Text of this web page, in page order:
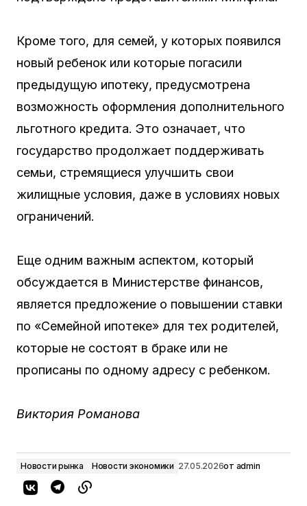
Кроме того, для семей, у которых появился
новый ребенок или которые погасили
предыдущую ипотеку, предусмотрена
возможность оформления дополнительного
льготного кредита. Это означает, что
государство продолжает поддерживать
семьи, стремящиеся улучшить свои
жилищные условия, даже в условиях новых
ограничений.
Еще одним важным аспектом, который
обсуждается в Министерстве финансов,
является предложение о повышении ставки
по «Семейной ипотеке» для тех родителей,
которые не состоят в браке или не
прописаны по одному адресу с ребенком.
Виктория Романова
Новости рынка Новости экономики 27.05.2026от admin